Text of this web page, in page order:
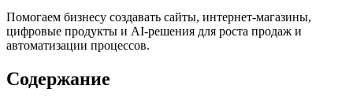
Помогаем бизнесу создавать сайты, интернет-магазины,
цифровые продукты и AI-решения для роста продаж и
автоматизации процессов.
Содержание